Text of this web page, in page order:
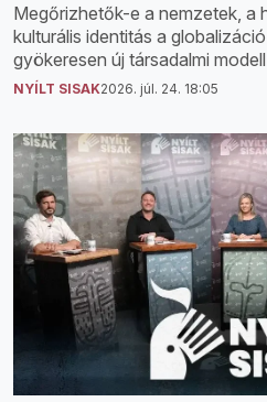
Megőrizhetők-e a nemzetek, a
kulturális identitás a
gyökeresen új társadalmi
NYÍLT SISAK2026. júl. 24. 18:05